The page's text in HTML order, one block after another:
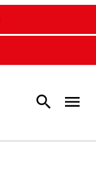
search menu